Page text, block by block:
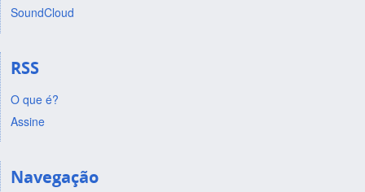
SoundCloud
RSS
O que é?
Assine
Navegação